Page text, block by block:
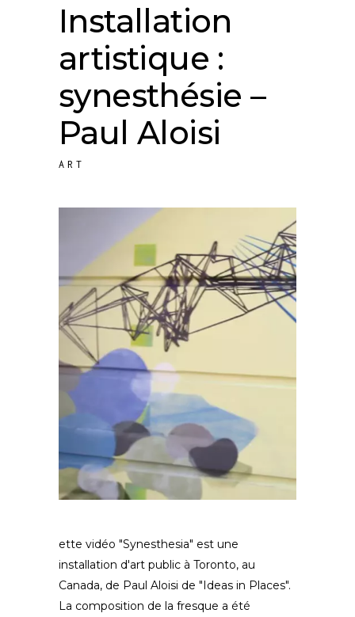
Installation
artistique :
synesthésie –
Paul Aloisi
ART
ette vidéo "Synesthesia" est une
installation d'art public à Toronto, au
Canada, de Paul Aloisi de "Ideas in Places".
La composition de la fresque a été